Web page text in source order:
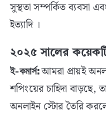
সুস্থতা সম্পর্কিত ব্যবসা
ইত্যাদি ।
২০২৫ সালের
ই-কমার্স:আমরা প্রায়ই
শপিংয়ের চাহিদা বাড়ছে,
অনলাইন স্টোর তৈরি